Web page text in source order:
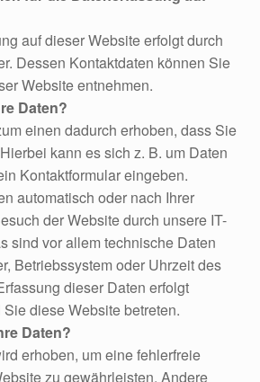
auf dieser Website erfolgt durch
Dessen Kontaktdaten können Sie
Website entnehmen.
Daten?
einen dadurch erhoben, dass Sie
kann es sich z. B. um Daten
Kontaktformular eingeben.
automatisch oder nach Ihrer
der Website durch unsere IT-
sind vor allem technische Daten
Betriebssystem oder Uhrzeit des
dieser Daten erfolgt
diese Website betreten.
Daten?
erhoben, um eine fehlerfreie
zu gewährleisten. Andere